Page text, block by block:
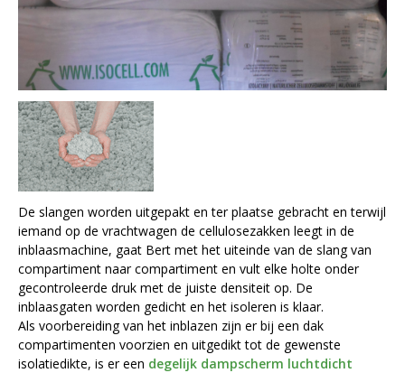
De slangen worden uitgepakt en ter plaatse gebracht en terwijl
iemand op de vrachtwagen de cellulosezakken leegt in de
inblaasmachine, gaat Bert met het uiteinde van de slang van
compartiment naar compartiment en vult elke holte onder
gecontroleerde druk met de juiste densiteit op. De
inblaasgaten worden gedicht en het isoleren is klaar.
Als voorbereiding van het inblazen zijn er bij een dak
compartimenten voorzien en uitgedikt tot de gewenste
isolatiedikte, is er een degelijk dampscherm luchtdicht